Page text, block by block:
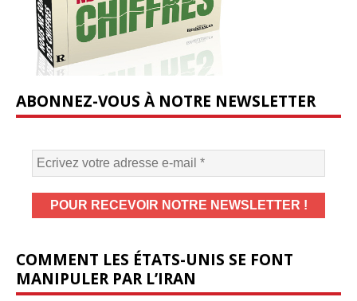
ABONNEZ-VOUS À NOTRE NEWSLETTER
COMMENT LES ÉTATS-UNIS SE FONT
MANIPULER PAR L’IRAN